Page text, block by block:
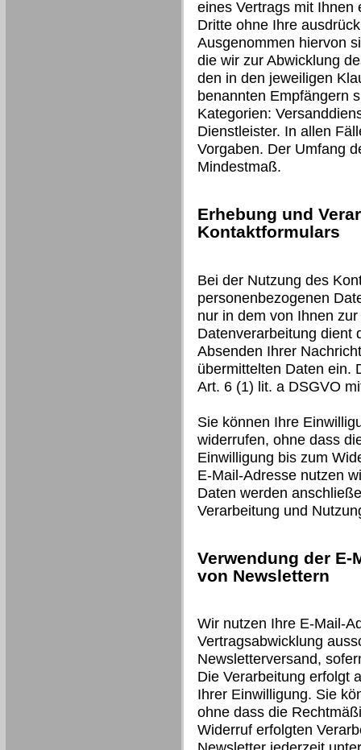
eines Vertrags mit Ihnen
Dritte ohne Ihre
Ausgenommen hiervon
die wir zur Abwicklung
den in den jeweiligen
benannten Empfängern
Kategorien:
Dienstleister. In allen
Vorgaben. Der Umfang
Mindestmaß.
Erhebung und
Kontaktformulars
Bei der Nutzung des
personenbezogenen
nur in dem von Ihnen
Datenverarbeitung dient
Absenden Ihrer
übermittelten Daten ein.
Art. 6 (1) lit. a DSGVO
Sie können Ihre
widerrufen, ohne dass
Einwilligung bis zum
E-Mail-Adresse nutzen
Daten werden
Verarbeitung und
Verwendung der
von Newslettern
Wir nutzen Ihre E-Mail-
Vertragsabwicklung
Newsletterversand,
Die Verarbeitung erfolgt
Ihrer Einwilligung. Sie
ohne dass die
Widerruf erfolgten